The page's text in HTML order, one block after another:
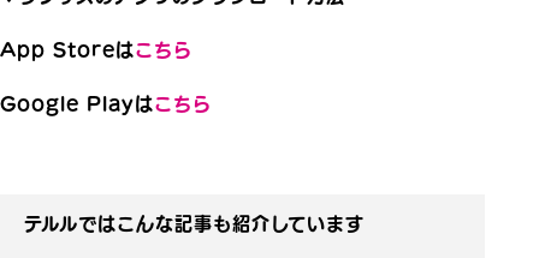
App Storeはこちら
Google Playはこちら
テルルではこんな記事も紹介しています